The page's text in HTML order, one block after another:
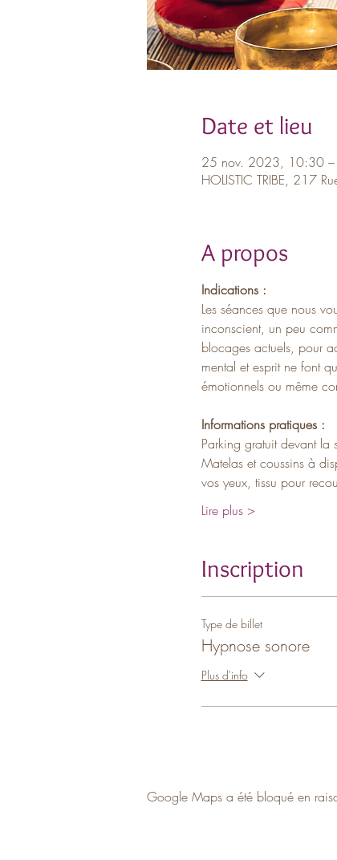
Date et lieu
25 nov. 2023, 10:30
HOLISTIC TRIBE, 217
A propos
Indications :
Les séances que nous
inconscient, un peu
blocages actuels, pour
mental et esprit ne font
émotionnels ou même
Informations pratiques :
Parking gratuit devant la
Matelas et coussins à
vos yeux, tissu pour
Lire plus >
Inscription
Type de billet
Hypnose sonore
Plus d'info
Google Maps a été bloqué en